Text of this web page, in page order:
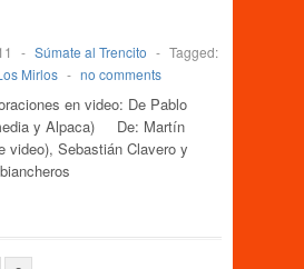
- Súmate al Trencito - Tagged:
Mirlos - no comments
en video: De Pablo
y Alpaca) De: Martín
video), Sebastián Clavero y